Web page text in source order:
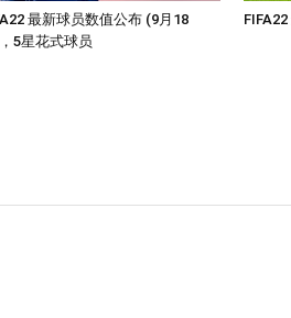
最新球员数值公布 (9月18
5星花式球员